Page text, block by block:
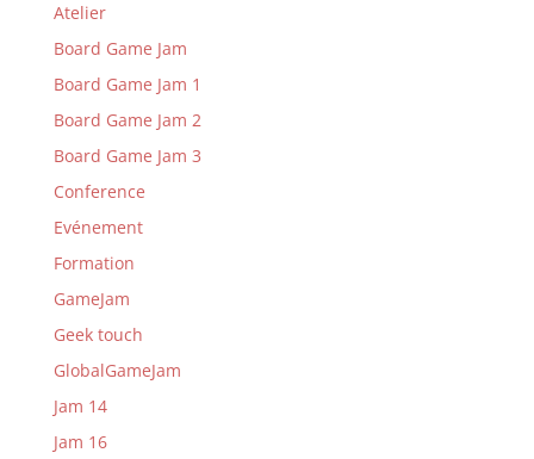
Atelier
Board Game Jam
Board Game Jam 1
Board Game Jam 2
Board Game Jam 3
Conference
Evénement
Formation
GameJam
Geek touch
GlobalGameJam
Jam 14
Jam 16